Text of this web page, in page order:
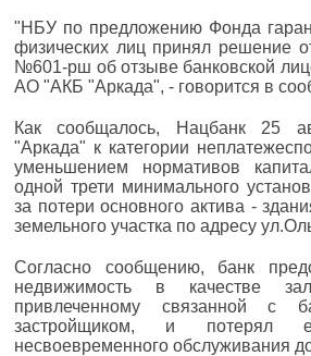
"НБУ по предложению Фонда
физических лиц принял решение
№601-рш об отзыве банковской
АО "АКБ "Аркада", - говорится в
Как сообщалось, Нацбанк 25
"Аркада" к категории
уменьшением нормативов
одной трети минимального
за потери основного актива -
земельного участка по адресу
Согласно сообщению, банк
недвижимость в качестве
привлеченному связанной с
застройщиком, и потерял
несвоевременного обслуживания